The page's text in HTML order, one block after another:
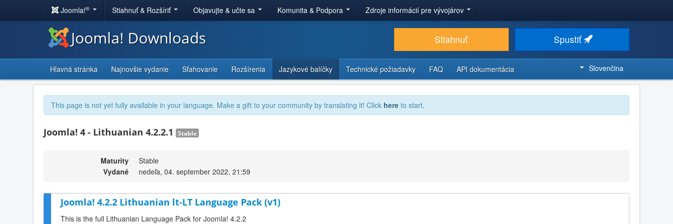
Joomla!® Stiahnuť & Rozšíriť Objavujte & učte sa Komunita & Podpora Zdroje informácií pre vývojárov
Joomla! Downloads Stiahnuť Spustiť
Hlavná stránka Najnovšie vydanie Sťahovanie Rozšírenia Jazykové balíčky Technické požiadavky FAQ API dokumentácia Slovenčina
This page is not yet fully available in your language. Make a gift to your community by translating it! Click here to start.
Joomla! 4 - Lithuanian 4.2.2.1 Stable
Maturity
Stable
Vydané
nedeľa, 04. september 2022, 21:59
Joomla! 4.2.2 Lithuanian lt-LT Language Pack (v1)
This is the full Lithuanian Language Pack for Joomla! 4.2.2